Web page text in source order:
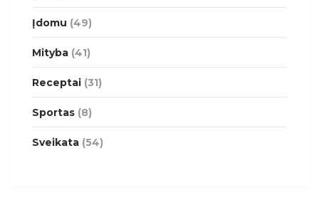
Įdomu (49)
Mityba (41)
Receptai (31)
Sportas (8)
Sveikata (54)